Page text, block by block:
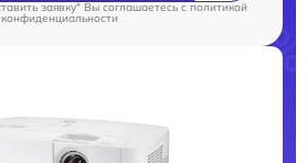
заявку" Вы соглашаетесь cполитикой
конфиденциальности